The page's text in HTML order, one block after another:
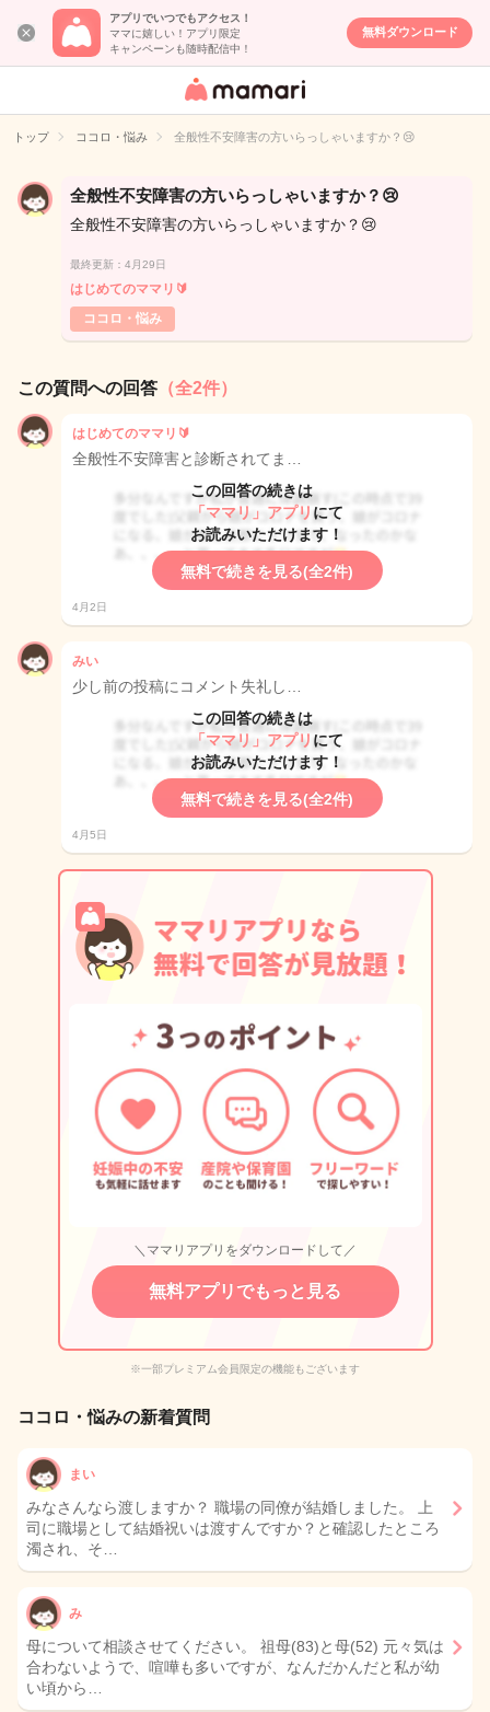
アプリでいつでもアクセス！
ママに嬉しい！アプリ限定
キャンペーンも随時配信中！
無料ダウンロード
女性専用匿名QA
イト
トップ ココロ・悩み 全般性不安障害の方いらっしゃいますか？😢
全般性不安障害の方いらっしゃいますか？😢
全般性不安障害の方いらっしゃいますか？😢
最終更新：4月29日
はじめてのママリ🔰
ココロ・悩み
この質問への回答 （全2件）
はじめてのママリ🔰
全般性不安障害と診断されてま…
この回答の続きは
「ママリ」アプリ にて
お読みいただけます！
無料で続きを見る(全2件)
4月2日
みい
少し前の投稿にコメント失礼し…
この回答の続きは
「ママリ」アプリ にて
お読みいただけます！
無料で続きを見る(全2件)
4月5日
＼ママリアプリをダウンロードして／
無料アプリでもっと見る
※一部プレミアム会員限定の機能もございます
ココロ・悩みの新着質問
まい
みなさんなら渡しますか？ 職場の同僚が結婚しました。 上
司に職場として結婚祝いは渡すんですか？と確認したところ
濁され、そ…
み
母について相談させてください。 祖母(83)と母(52) 元々気は
合わないようで、喧嘩も多いですが、なんだかんだと私が幼
い頃から…